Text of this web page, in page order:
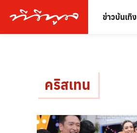
ข่าวบันเทิง
คริสเทน